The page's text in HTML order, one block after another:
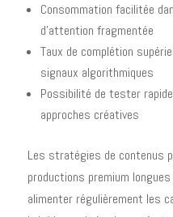
Consommation facilitée
d'attention fragmentée
Taux de complétion
signaux algorithmiques
Possibilité de tester
approches créatives
Les stratégies de contenus
productions premium
alimenter régulièrement les